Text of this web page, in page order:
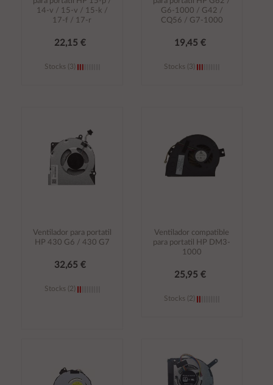
14-v / 15-v / 15-k /
17-f / 17-r
22,15 €
Stocks (3)
G6-1000 / G42 /
CQ56 / G7-1000
19,45 €
Stocks (3)
Ventilador para portatil
HP 430 G6 / 430 G7
32,65 €
Stocks (2)
Ventilador compatible
para portatil HP DM3-
1000
25,95 €
Stocks (2)
carrito